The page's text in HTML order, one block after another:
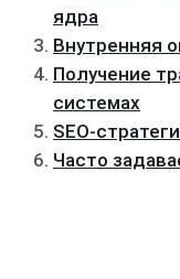
ядра
Внутренняя
Получение
системах
SEO-
Часто